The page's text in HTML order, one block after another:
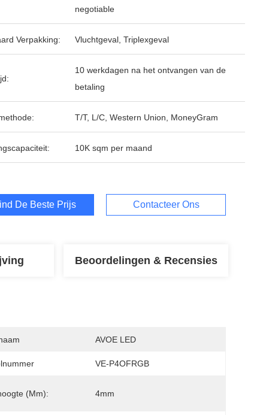
negotiable
Verpakking: Vluchtgeval, Triplexgeval
10 werkdagen na het ontvangen van de
betaling
T/T, L/C, Western Union, MoneyGram
10K sqm per maand
De Beste Prijs Contacteer Ons
Beoordelingen & Recensies
AVOE LED
VE-P4OFRGB
(mm): 4mm